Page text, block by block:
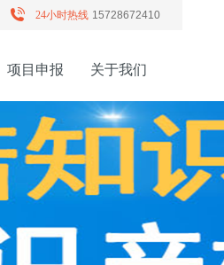
24小时热线 15728672410
项目申报 关于我们